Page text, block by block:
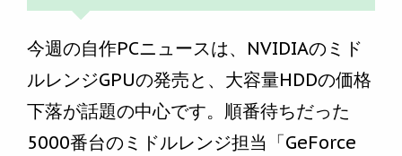
今週の自作PCニュースは、NVIDIAのミド
ルレンジGPUの発売と、大容量HDDの価格
下落が話題の中心です。順番待ちだった
5000番台のミドルレンジ担当「GeForce